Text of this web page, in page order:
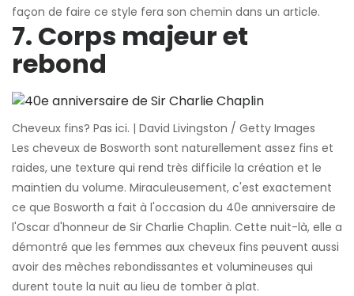
façon de faire ce style fera son chemin dans un article.
7. Corps majeur et
rebond
Cheveux fins? Pas ici. | David Livingston / Getty Images
Les cheveux de Bosworth sont naturellement assez fins et
raides, une texture qui rend très difficile la création et le
maintien du volume. Miraculeusement, c'est exactement
ce que Bosworth a fait à l'occasion du 40e anniversaire de
l'Oscar d'honneur de Sir Charlie Chaplin. Cette nuit-là, elle a
démontré que les femmes aux cheveux fins peuvent aussi
avoir des mèches rebondissantes et volumineuses qui
durent toute la nuit au lieu de tomber à plat.